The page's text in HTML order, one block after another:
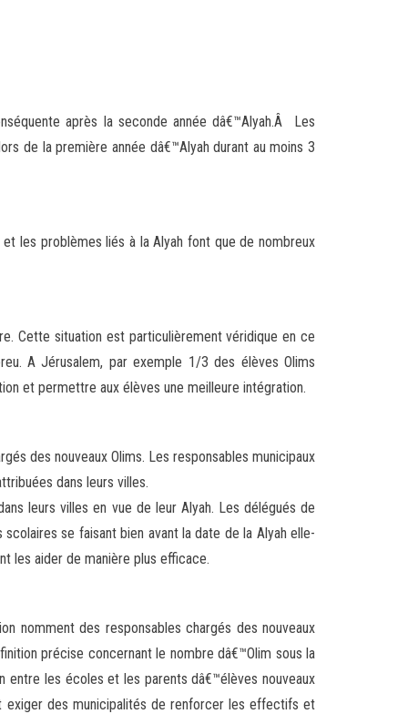
après la seconde année dâ€™Alyah.Â Les
de la première année dâ€™Alyah durant au moins 3
les problèmes liés à la Alyah font que de nombreux
Cette situation est particulièrement véridique en ce
A Jérusalem, par exemple 1/3 des élèves Olims
et permettre aux élèves une meilleure intégration.
des nouveaux Olims. Les responsables municipaux
dans leurs villes.
leurs villes en vue de leur Alyah. Les délégués de
se faisant bien avant la date de la Alyah elle-
les aider de manière plus efficace.
nomment des responsables chargés des nouveaux
précise concernant le nombre dâ€™Olim sous la
entre les écoles et les parents dâ€™élèves nouveaux
des municipalités de renforcer les effectifs et